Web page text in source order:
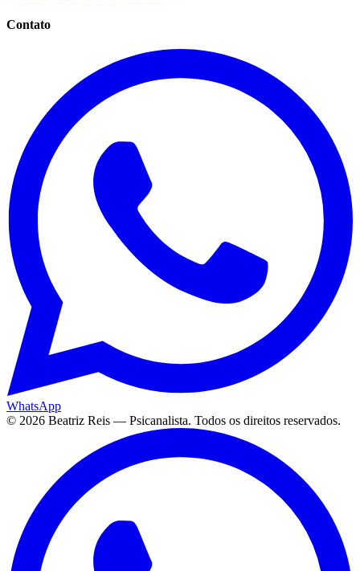
Contato
WhatsApp
© 2026 Beatriz Reis — Psicanalista. Todos os direitos reservados.